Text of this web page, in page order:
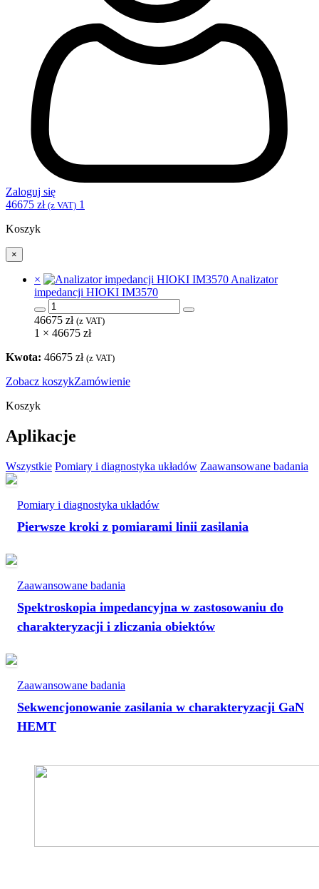
Zaloguj się
46675 zł (z VAT) 1
Koszyk
×
×
Analizator
impedancji HIOKI IM3570
ilość
Analizator
impedancji
IM3570
46675 zł (z VAT)
1 × 46675 zł
Kwota: 46675 zł (z VAT)
Zobacz koszykZamówienie
Koszyk
Aplikacje
Wszystkie Pomiary i diagnostyka układów Zaawansowane badania
Pomiary i diagnostyka układów
Pierwsze kroki z pomiarami linii zasilania
Zaawansowane badania
Spektroskopia impedancyjna w zastosowaniu do
charakteryzacji i zliczania obiektów
Zaawansowane badania
Sekwencjonowanie zasilania w charakteryzacji GaN
HEMT